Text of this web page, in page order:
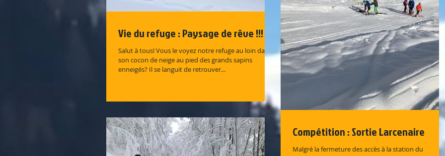
Vie du refuge : Paysage de rêve !!!
Salut à tous! Vous le voyez notre refuge au loin dans
son cocon de neige au pied des grands sapins
enneigés? Il se languit de retrouver...
Compétition : Sortie Larcenaire
Malgré la fermeture des accès à la station du